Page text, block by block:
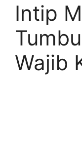
Intip
Wajib